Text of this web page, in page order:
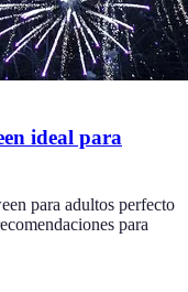
ideal para
para adultos perfecto
para